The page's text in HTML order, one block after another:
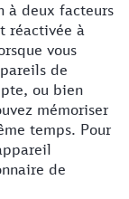
à deux facteurs
réactivée à
vous
de
ou bien
mémoriser
temps. Pour
de